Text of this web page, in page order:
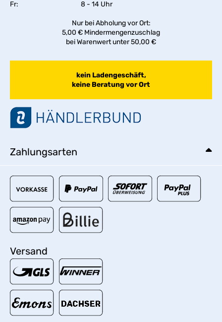
Fr:
8 - 14 Uhr
Nur bei Abholung vor Ort:
5,00 € Mindermengenzuschlag
bei Warenwert unter 50,00 €
kein Ladengeschäft,
keine Beratung vor Ort
Zahlungsarten
Versand